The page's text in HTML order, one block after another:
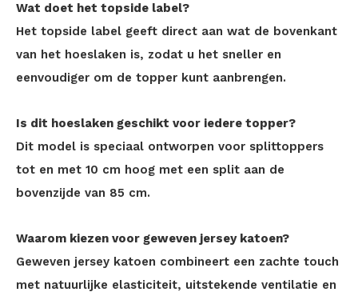
Wat doet het topside label?
Het topside label geeft direct aan wat de bovenkant
van het hoeslaken is, zodat u het sneller en
eenvoudiger om de topper kunt aanbrengen.
Is dit hoeslaken geschikt voor iedere topper?
Dit model is speciaal ontworpen voor splittoppers
tot en met 10 cm hoog met een split aan de
bovenzijde van 85 cm.
Waarom kiezen voor geweven jersey katoen?
Geweven jersey katoen combineert een zachte touch
met natuurlijke elasticiteit, uitstekende ventilatie en